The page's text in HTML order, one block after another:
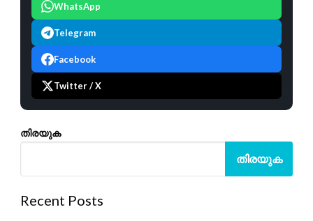
WhatsApp
Telegram
Facebook
Twitter / X
തിരയുക
തിരയുക
Recent Posts